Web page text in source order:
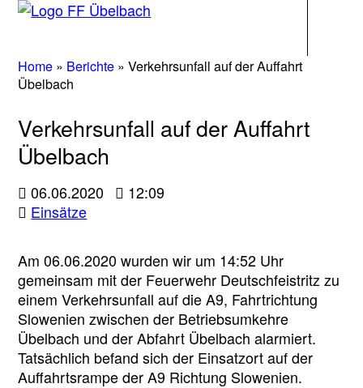
Home » Berichte »Verkehrsunfall auf der Auffahrt
Übelbach
Verkehrsunfall auf der Auffahrt
Übelbach
06.06.2020
12:09
Einsätze
Am 06.06.2020 wurden wir um 14:52 Uhr
gemeinsam mit der Feuerwehr Deutschfeistritz zu
einem Verkehrsunfall auf die A9, Fahrtrichtung
Slowenien zwischen der Betriebsumkehre
Übelbach und der Abfahrt Übelbach alarmiert.
Tatsächlich befand sich der Einsatzort auf der
Auffahrtsrampe der A9 Richtung Slowenien.